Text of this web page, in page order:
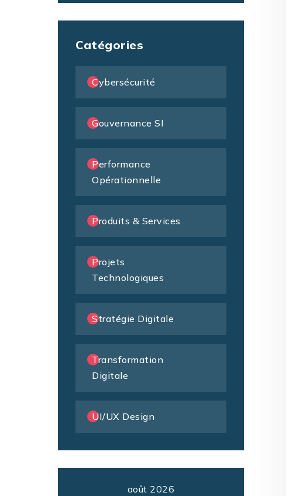
Catégories
Cybersécurité
Gouvernance SI
Performance
Opérationnelle
Produits & Services
Projets
Technologiques
Stratégie Digitale
Transformation
Digitale
UI/UX Design
août 2026